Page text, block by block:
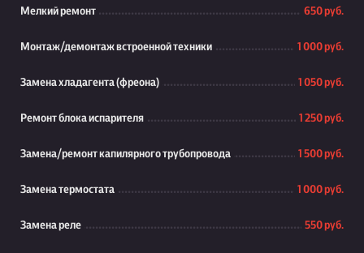
Мелкий ремонт 650 руб.
Монтаж/демонтаж встроенной техники 1 000 руб.
Замена хладагента (фреона) 1 050 руб.
Ремонт блока испарителя 1 250 руб.
Замена/ремонт капилярного трубопровода 1 500 руб.
Замена термостата 1 000 руб.
Замена реле 550 руб.